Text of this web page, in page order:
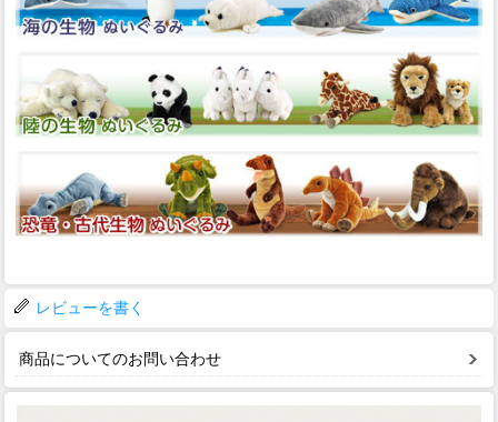
レビューを書く
商品についてのお問い合わせ